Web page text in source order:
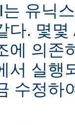
유닉
다. 몇
에 의존
서 실행
수정하